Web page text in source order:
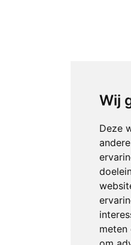
Wij
Deze
meten